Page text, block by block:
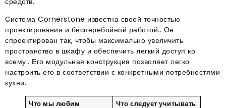
Система Cornerstone известна своей точностью
проектирования и бесперебойной работой.. Он
спроектирован так, чтобы максимально увеличить
пространство в шкафу и обеспечить легкий доступ ко
всему.. Его модульная конструкция позволяет легко
настроить его в соответствии с конкретными потребностями
кухни..
Что мы любим
Что следует учитывать